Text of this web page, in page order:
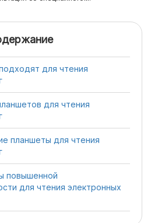
для чтения
для чтения
планшеты для чтения
повышенной
для чтения электронных